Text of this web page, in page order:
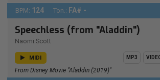
BPM: 124 Ton.: FA# -
Speechless (from "Aladdin")
Naomi Scott
MIDI MP3
From Disney Movie "Aladdin (2019)"